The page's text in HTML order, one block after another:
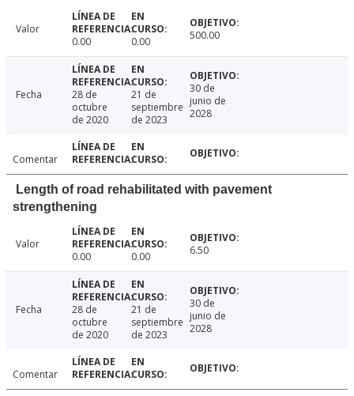
Valor
0.00
0.00 500.00
Fecha
28 de
octubre
de 2020
21 de
septiembre
de 2023
30 de
junio de
2028
Comentar
Length of road rehabilitated with pavement
strengthening
Valor
0.00
0.00 6.50
Fecha
28 de
octubre
de 2020
21 de
septiembre
de 2023
30 de
junio de
2028
Comentar